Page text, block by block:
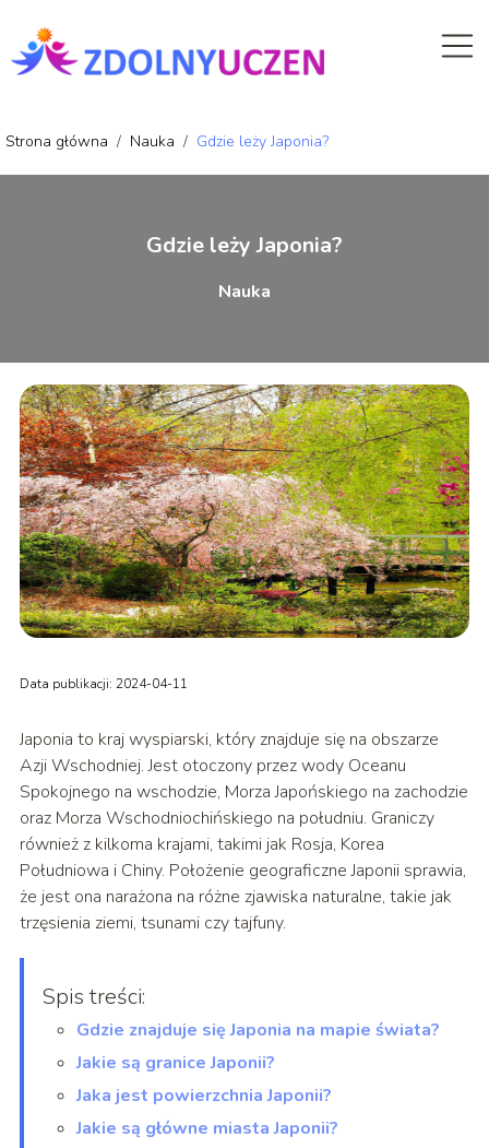
Strona główna / Nauka / Gdzie leży Japonia?
Gdzie leży Japonia?
Nauka
Data publikacji: 2024-04-11
Japonia to kraj wyspiarski, który znajduje się na obszarze
Azji Wschodniej. Jest otoczony przez wody Oceanu
Spokojnego na wschodzie, Morza Japońskiego na zachodzie
oraz Morza Wschodniochińskiego na południu. Graniczy
również z kilkoma krajami, takimi jak Rosja, Korea
Południowa i Chiny. Położenie geograficzne Japonii sprawia,
że jest ona narażona na różne zjawiska naturalne, takie jak
trzęsienia ziemi, tsunami czy tajfuny.
Spis treści:
Gdzie znajduje się Japonia na mapie świata?
Jakie są granice Japonii?
Jaka jest powierzchnia Japonii?
Jakie są główne miasta Japonii?